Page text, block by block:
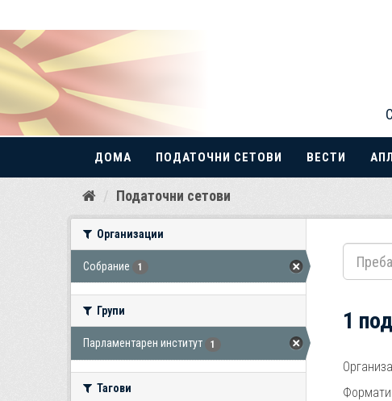
Прескокнете
ДОМА ПОДАТОЧНИ СЕТОВИ ВЕСТИ
Податочни сетови
Организации
Собрание 1
Групи
Парламентарен институт 1
Тагови
1